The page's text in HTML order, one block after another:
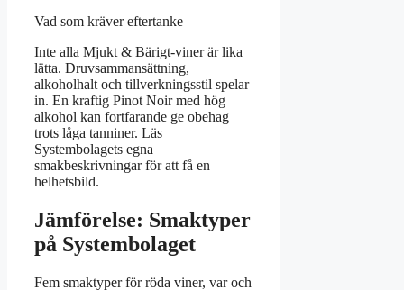
Vad som kräver eftertanke
Inte alla Mjukt & Bärigt-viner är lika
lätta. Druvsammansättning,
alkoholhalt och tillverkningsstil spelar
in. En kraftig Pinot Noir med hög
alkohol kan fortfarande ge obehag
trots låga tanniner. Läs
Systembolagets egna
smakbeskrivningar för att få en
helhetsbild.
Jämförelse: Smaktyper
på Systembolaget
Fem smaktyper för röda viner, var och